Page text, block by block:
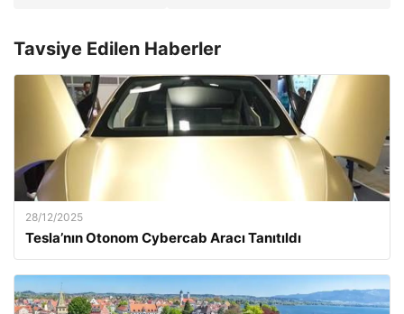
Tavsiye Edilen Haberler
28/12/2025
Tesla’nın Otonom Cybercab Aracı Tanıtıldı